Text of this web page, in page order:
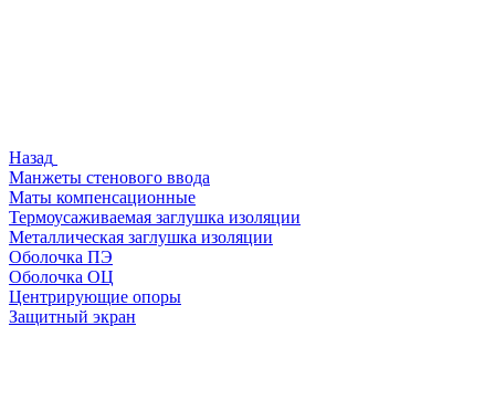
Назад
Манжеты стенового ввода
Маты компенсационные
Термоусаживаемая заглушка изоляции
Металлическая заглушка изоляции
Оболочка ПЭ
Оболочка ОЦ
Центрирующие опоры
Защитный экран